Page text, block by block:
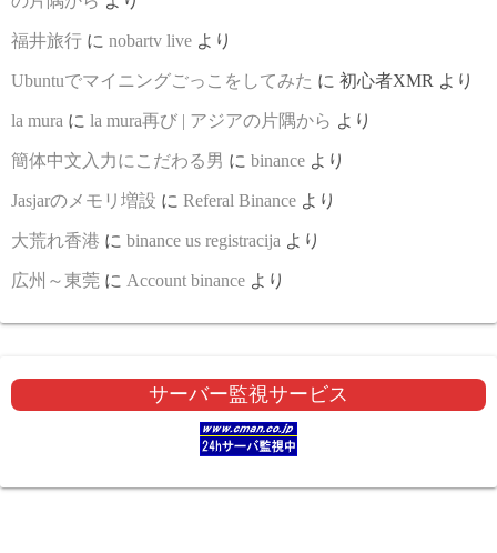
福井旅行 に nobartv live より
Ubuntuでマイニングごっこをしてみた に 初心者XMR より
la mura に la mura再び | アジアの片隅から より
簡体中文入力にこだわる男 に binance より
Jasjarのメモリ増設 に Referal Binance より
大荒れ香港 に binance us registracija より
広州～東莞 に Account binance より
サーバー監視サービス